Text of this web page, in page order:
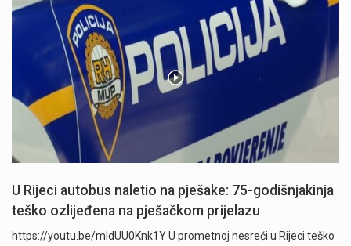
U Rijeci autobus naletio na pješake: 75-godišnjakinja
teško ozlijeđena na pješačkom prijelazu
https://youtu.be/mldUU0Knk1Y U prometnoj nesreći u Rijeci teško